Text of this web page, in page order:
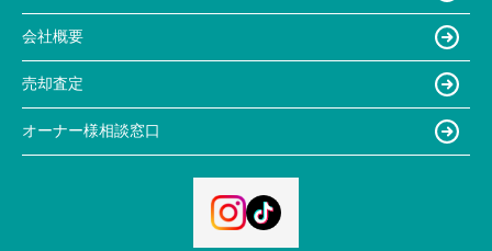
会社概要
売却査定
オーナー様相談窓口